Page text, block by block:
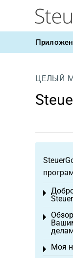
ЦЕЛЫЙ
Toggle
Toggle
Моя
Toggle